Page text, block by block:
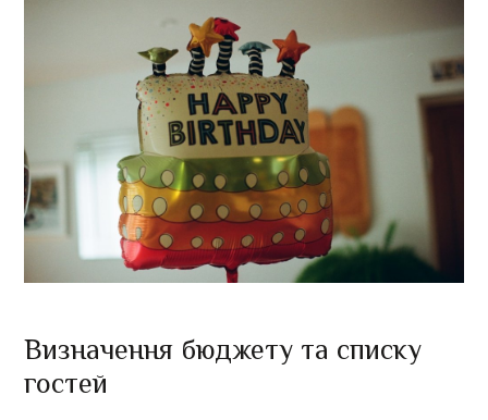
Визначення бюджету та списку
гостей